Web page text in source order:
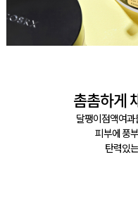
촘촘하게
달팽이점액여
피부에 풍
탄력있